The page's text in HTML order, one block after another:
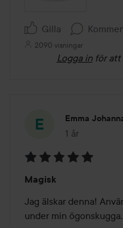
Gilla
2090 visningar
Logga in för att
Emma
1 år
Inlägget
5
av
5
Magisk
Jag älskar denna!
under min ögonskugga.